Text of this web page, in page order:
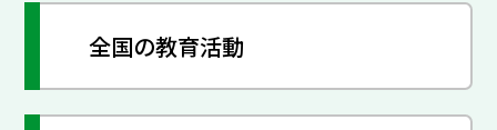
全国の教育活動